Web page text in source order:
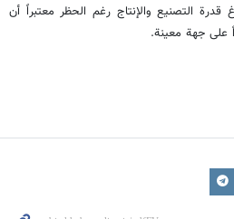
قدرة التصنیع والإنتاج رغم الحظر معتبراً أن
على جهة معینة.